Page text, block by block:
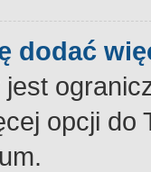
dodać
opcji